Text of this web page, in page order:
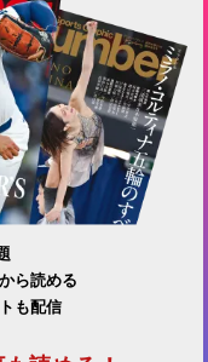
ら読める
も配信